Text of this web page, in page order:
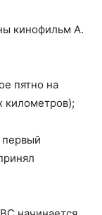
кинофильм А.
пятно на
километров);
первый